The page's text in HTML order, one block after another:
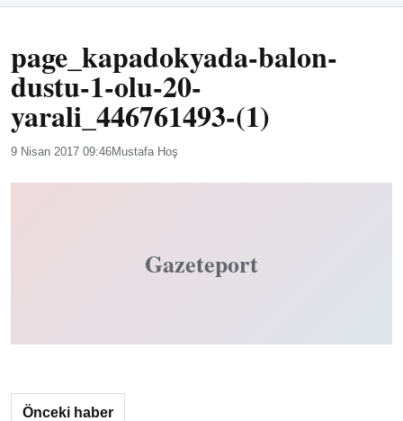
page_kapadokyada-balon-
dustu-1-olu-20-
yarali_446761493-(1)
9 Nisan 2017 09:46Mustafa Hoş
Gazeteport
Önceki haber